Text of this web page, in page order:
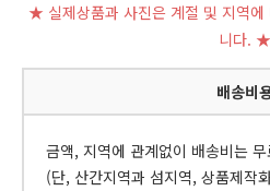
★ 실제상품과 사진은 계절 및 지역에
니다. ★
배송비
금액, 지역에 관계없이 배송비는 무
(단, 산간지역과 섬지역, 상품제작